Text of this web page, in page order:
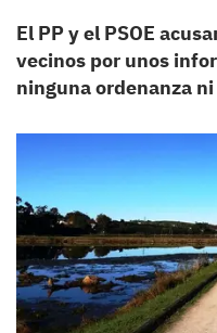
El PP y el PSOE
vecinos por unos
ninguna ordenanza